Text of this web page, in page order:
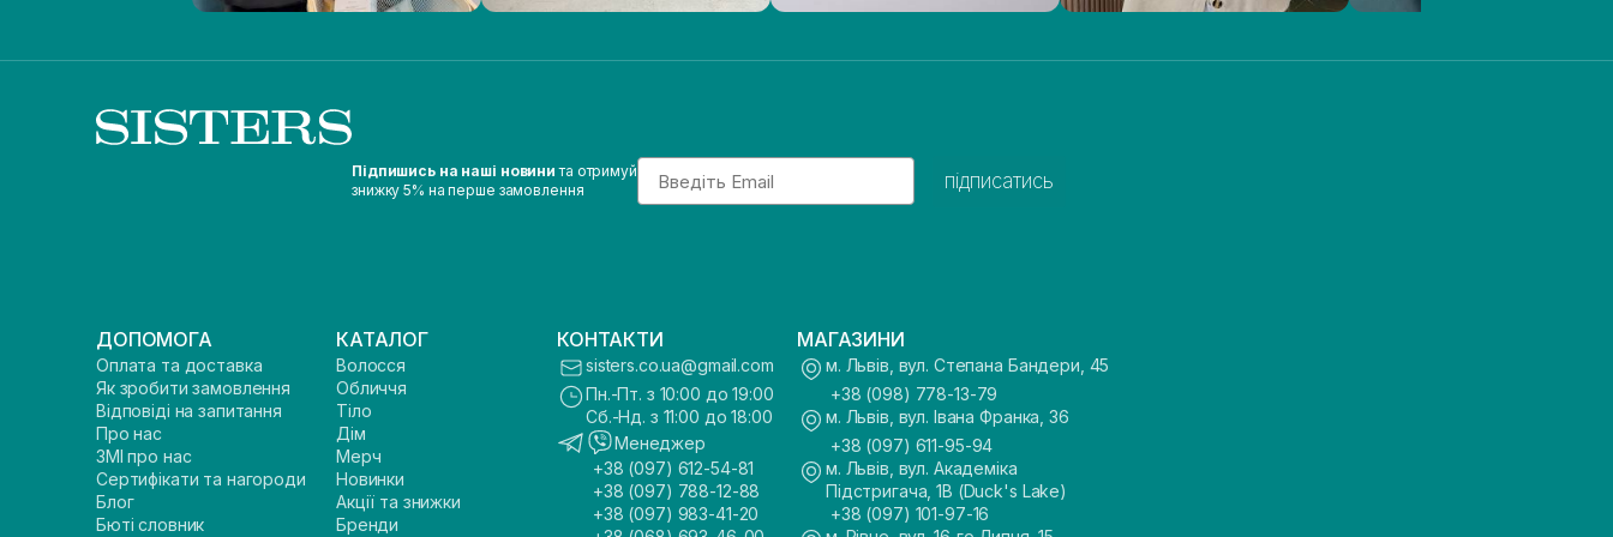
Підпишись на наші новини та отримуй
знижку 5% на перше замовлення
Email
підписатись
ДОПОМОГА
Оплата та доставка
Як зробити замовлення
Відповіді на запитання
Про нас
ЗМІ про нас
Сертифікати та нагороди
Блог
Бюті словник
КАТАЛОГ
Волосся
Обличчя
Тіло
Дім
Мерч
Новинки
Акції та знижки
Бренди
КОНТАКТИ
sisters.co.ua@gmail.com
Пн.-Пт. з 10:00 до 19:00
Сб.-Нд. з 11:00 до 18:00
Менеджер
+38 (097) 612-54-81
+38 (097) 788-12-88
+38 (097) 983-41-20
МАГАЗИНИ
м. Львів, вул. Степана Бандери, 45
+38 (098) 778-13-79
м. Львів, вул. Івана Франка, 36
+38 (097) 611-95-94
м. Львів, вул. Академіка
Підстригача, 1В (Duck's Lake)
+38 (097) 101-97-16